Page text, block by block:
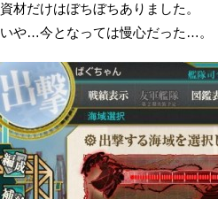
資材だけはぼちぼちありました。
いや…今となっては慢心だった…。